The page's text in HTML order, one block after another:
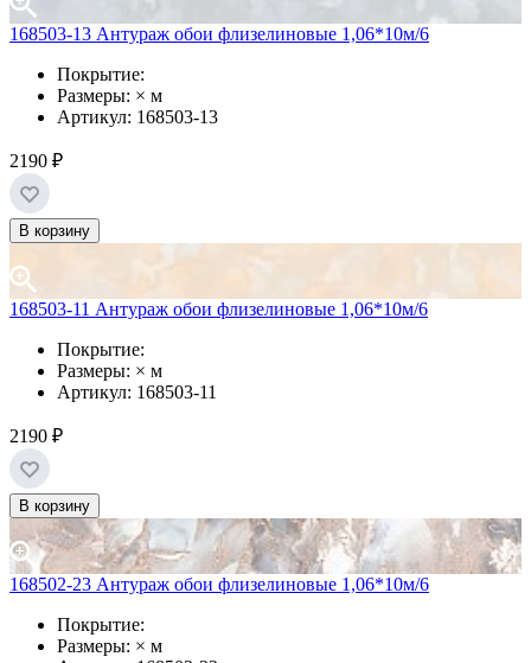
168503-13 Антураж обои флизелиновые 1,06*10м/6
Покрытие:
Размеры: × м
Артикул: 168503-13
2190 ₽
В корзину
168503-11 Антураж обои флизелиновые 1,06*10м/6
Покрытие:
Размеры: × м
Артикул: 168503-11
2190 ₽
В корзину
168502-23 Антураж обои флизелиновые 1,06*10м/6
Покрытие:
Размеры: × м